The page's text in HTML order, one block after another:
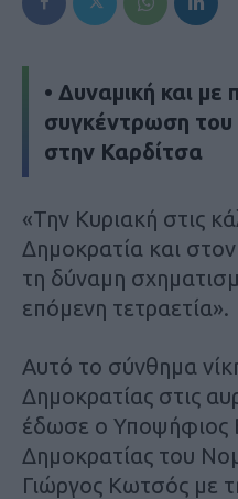
• Δυναμική και με
συγκέντρωση
στην Καρδίτσα
«Την Κυριακή στις
Δημοκρατία και
τη δύναμη
επόμενη τετραετία».
Αυτό το σύνθημα
Δημοκρατίας στις
έδωσε ο Υποψήφιος
Δημοκρατίας του
Γιώργος Κωτσός με